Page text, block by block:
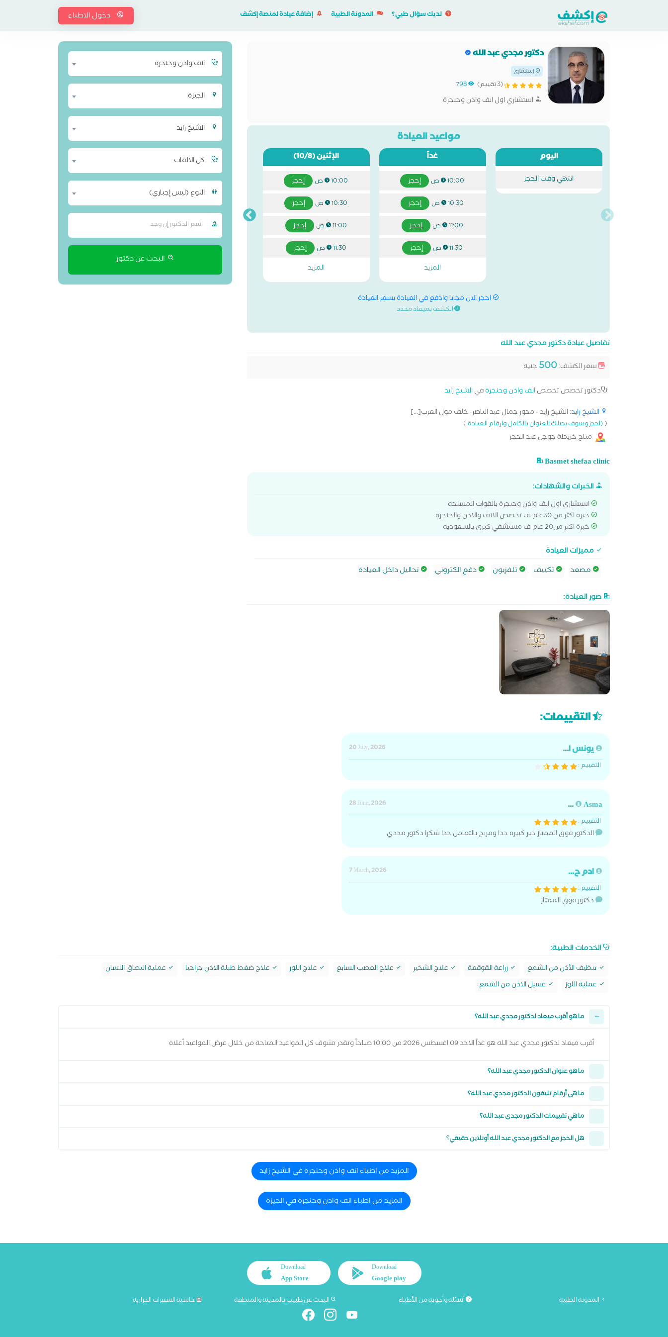
لديك سؤال طبي؟ المدونة الطبية إضافة عيادة لمنصة إكشف دخول الاطباء
دكتور مجدي عبد الله
إستشاري
(3 تقييم) 798
استشاري اول انف واذن وحنجرة
مواعيد العيادة
اليوم
انتهي وقت الحجز
غداً
10:00 ص إحجز
10:30 ص إحجز
11:00 ص إحجز
11:30 ص
إحجز
المزيد
الإثنين(10/8)
10:00 ص إحجز
10:30 ص إحجز
11:00 ص إحجز
11:30 ص
إحجز
المزيد
احجز الان مجانا وادفع في العيادة بسعر العيادة
الكشف بميعاد محدد
تفاصيل عيادة دكتور مجدي عبد الله
سعر الكشف:500 جنيه
دكتور تخصص تخصصانف واذن وحنجرةفيالشيخ زايد
الشيخ زايد: الشيخ زايد - محور جمال عبد الناصر- خلف مول العرب[...]
((احجز وسوف يصلك العنوان بالكامل وارقام العيادة)
متاح خريطة جوجل عند الحجز
Basmet shefaa clinic
الخبرات والشهادات:
استشاري اول انف واذن وحنجرة بالقوات المسلحه
خبرة اكثر من 30عام ف تخصص الانف والاذن والحنجرة
خبرة اكثر من20 عام ف مستشفي كبري بالسعوديه
مميزات العيادة
مصعد
تكييف تلفزيون دفع الكتروني تحاليل داخل العيادة
صور العيادة:
انف واذن وحنجرة
الجيزة
الشيخ زايد
كل الالقاب
النوع (ليس إجباري)
البحث عن دكتور
التقييمات:
يونس ا...
20 July, 2026
التقييم :
Asma ...
28 June, 2026
التقييم :
الدكتور فوق الممتاز خبر كبيره جدا ومريح بالتعامل جدا شكرا دكتور مجدي
ادم ح...
7 March, 2026
التقييم :
دكتور فوق الممتاز
الخدمات الطبية:
تنظيف الأذن من الشمع زراعة القوقعة علاج الشخير علاج العصب السابع علاج اللوز علاج ضغط طبلة الاذن جراحيا
عملية التصاق اللسان
عملية اللوز
غسيل الاذن من الشمع
ما هو أقرب ميعاد لدكتور مجدي عبد الله؟
أقرب ميعاد لدكتور مجدي عبد الله هو غداً الاحد 09 اغسطس 2026 من 10:00 صباحاً وتقدر تشوف كل المواعيد المتاحة من خلال عرض المواعيد أعلاه
ما هو عنوان الدكتور مجدي عبد الله؟
ما هي أرقام تليفون الدكتور مجدي عبد الله؟
ما هي تقييمات الدكتور مجدي عبد الله؟
هل الحجز مع الدكتور مجدي عبد الله أونلاين حقيقي؟
المزيد من اطباء انف واذن وحنجرة في الشيخ زايد
المزيد من اطباء انف واذن وحنجرة في الجيزة
Download
Google play
Download
App Store
المدونة الطبية أسئلة وأجوبة من الأطباء البحث عن طبيب بالمدينة والمنطقة حاسبة السعرات الحرارية